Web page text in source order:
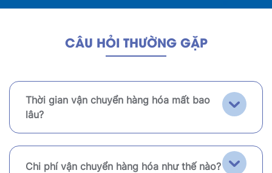
CÂU HỎI THƯỜNG GẶP
Thời gian vận chuyển hàng hóa mất bao
lâu?
Chi phí vận chuyển hàng hóa như thế nào?